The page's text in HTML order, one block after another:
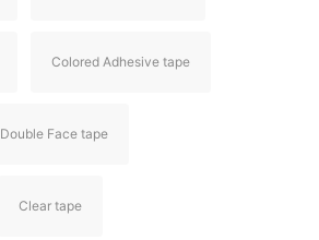
Colored Adhesive tape
Double Face tape
Clear tape